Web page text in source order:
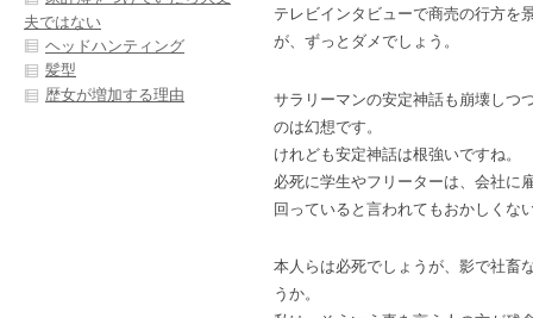
テレビインタビューで商売の行方を
が、ずっとダメでしょう。
サラリーマンの安定神話も崩壊しつ
のは幻想です。
けれども安定神話は根強いですね。
必死に学生やフリーターは、会社に
回っていると言われてもおかしくな
本人らは必死でしょうが、影で社畜
うか。
夫ではない
ヘッドハンティング
髪型
歴女が増加する理由